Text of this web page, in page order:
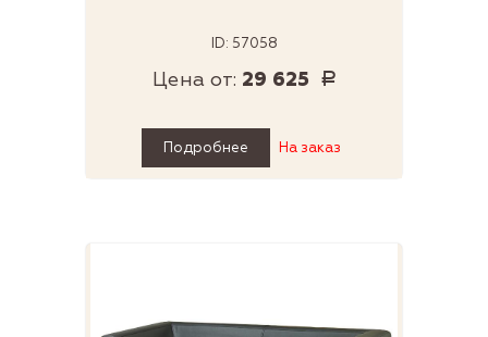
ID: 57058
Цена от: 29 625 Р
Подробнее На заказ